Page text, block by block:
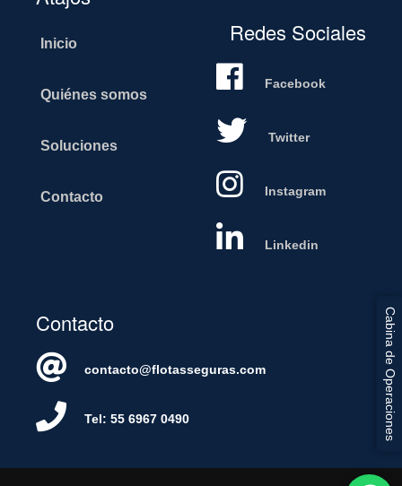
Cabina de Operaciones
Inicio
Quiénes somos
Soluciones
Contacto
Redes Sociales
Facebook
Twitter
Instagram
Linkedin
Contacto
contacto@flotasseguras.com
Tel: 55 6967 0490